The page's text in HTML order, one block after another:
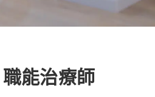
能治療師